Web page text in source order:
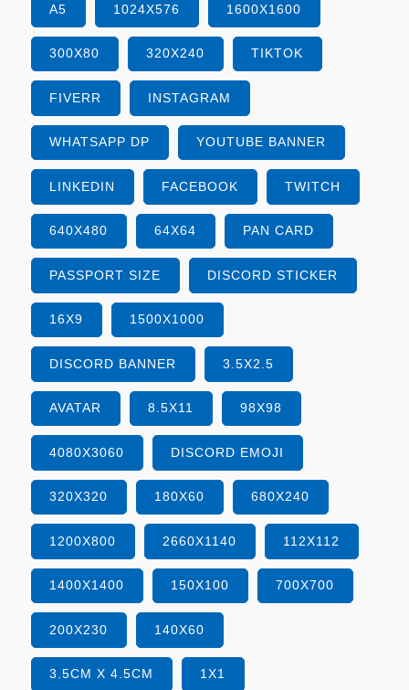
A5 1024X576 1600X1600
300X80 320X240 TIKTOK
FIVERR INSTAGRAM
WHATSAPP DP YOUTUBE BANNER
LINKEDIN FACEBOOK TWITCH
640X480 64X64 PAN CARD
PASSPORT SIZE DISCORD STICKER
16X9 1500X1000
DISCORD BANNER 3.5X2.5
AVATAR 8.5X11 98X98
4080X3060 DISCORD EMOJI
320X320 180X60 680X240
1200X800 2660X1140 112X112
1400X1400 150X100 700X700
200X230 140X60
3.5CM X 4.5CM 1X1